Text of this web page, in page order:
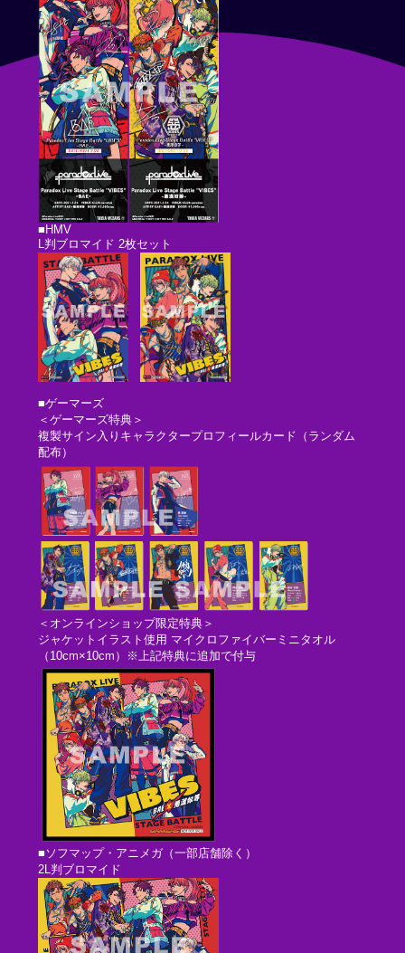
■HMV
L判ブロマイド 2枚セット
■ゲーマーズ
＜ゲーマーズ特典＞
複製サイン入りキャラクタープロフィールカード（ランダム
配布）
＜オンラインショップ限定特典＞
ジャケットイラスト使用 マイクロファイバーミニタオル
（10cm×10cm）※上記特典に追加で付与
■ソフマップ・アニメガ（一部店舗除く）
2L判ブロマイド